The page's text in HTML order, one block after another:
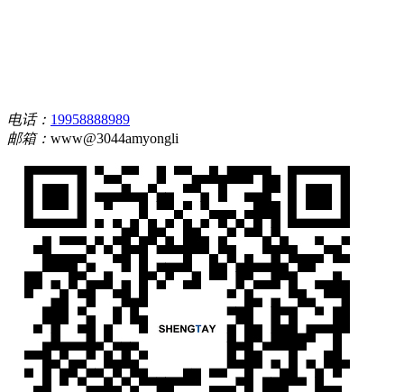
电话： 19958888989
邮箱： www@3044amyongli